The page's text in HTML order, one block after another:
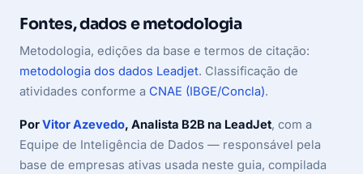
Fontes, dados e metodologia
Metodologia, edições da base e termos de citação:
metodologia dos dados Leadjet. Classificação de
atividades conforme a CNAE (IBGE/Concla).
PorVitor Azevedo, Analista B2B na LeadJet, com a
Equipe de Inteligência de Dados — responsável pela
base de empresas ativas usada neste guia, compilada